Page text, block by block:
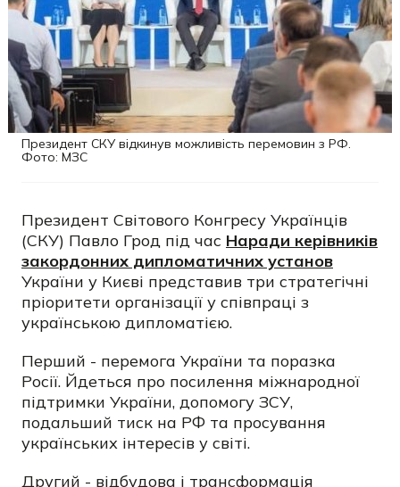
Президент СКУ відкинув можливість перемовин з РФ.
Фото: МЗС
Президент Світового Конгресу Українців
(СКУ) Павло Грод під час Наради керівників
закордонних дипломатичних установ
України у Києві представив три стратегічні
пріоритети організації у співпраці з
українською дипломатією.
Перший - перемога України та поразка
Росії. Йдеться про посилення міжнародної
підтримки України, допомогу ЗСУ,
подальший тиск на РФ та просування
українських інтересів у світі.
Другий - відбудова і трансформація